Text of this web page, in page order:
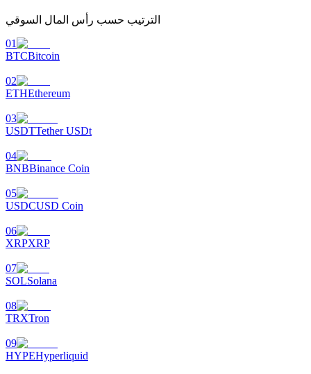
Launchpool
الرهان المرن لكسب العملات الرقمية الشهيرة
الترتيب حسب رأس المال السوقي
01
BTCBitcoin
02
ETHEthereum
03
USDTTether USDt
04
BNBBinance Coin
05
USDCUSD Coin
06
XRPXRP
07
SOLSolana
08
TRXTron
09
HYPEHyperliquid